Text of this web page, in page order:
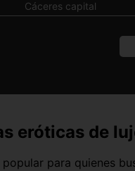
Cáceres capital
Las Palmas
Lugo capital
eróticas de
para quienes